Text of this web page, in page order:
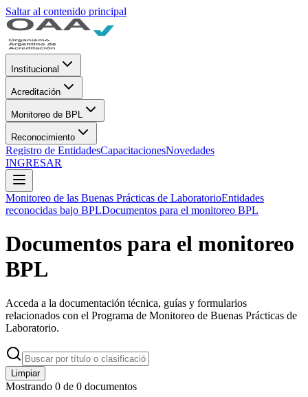
Saltar al contenido principal
Institucional
Acreditación
Monitoreo de BPL
Reconocimiento
Registro de EntidadesCapacitacionesNovedades
INGRESAR
Monitoreo de las Buenas Prácticas de LaboratorioEntidades
reconocidas bajo BPLDocumentos para el monitoreo BPL
Documentos para el monitoreo
BPL
Acceda a la documentación técnica, guías y formularios
relacionados con el Programa de Monitoreo de Buenas Prácticas de
Laboratorio.
Limpiar
Mostrando 0 de 0 documentos